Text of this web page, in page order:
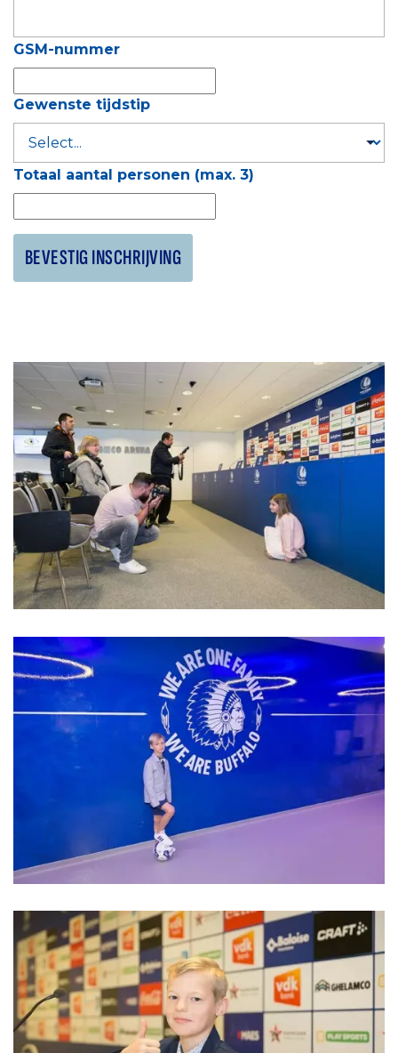
GSM-nummer
Gewenste tijdstip
Totaal aantal personen (max. 3)
BEVESTIG INSCHRIJVING